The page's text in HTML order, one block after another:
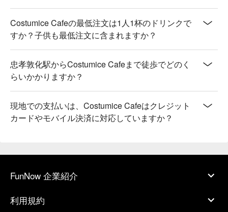
Costumice Cafeの最低注文は1人1杯のドリンクで
すか？子供も最低注文に含まれますか？
忠孝敦化駅からCostumice Cafeまで徒歩でどのく
らいかかりますか？
現地での支払いは、Costumice Cafeはクレジット
カードやモバイル決済に対応していますか？
FunNow 企業紹介
利用規約